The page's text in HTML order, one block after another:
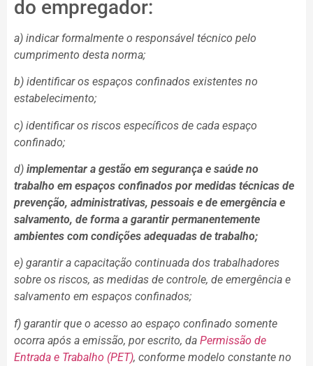
do empregador:
a) indicar formalmente o responsável técnico pelo
cumprimento desta norma;
b) identificar os espaços confinados existentes no
estabelecimento;
c) identificar os riscos específicos de cada espaço
confinado;
d) implementar a gestão em segurança e saúde no
trabalho em espaços confinados por medidas técnicas de
prevenção, administrativas, pessoais e de emergência e
salvamento, de forma a garantir permanentemente
ambientes com condições adequadas de trabalho;
e) garantir a capacitação continuada dos trabalhadores
sobre os riscos, as medidas de controle, de emergência e
salvamento em espaços confinados;
f) garantir que o acesso ao espaço confinado somente
ocorra após a emissão, por escrito, da Permissão de
Entrada e Trabalho (PET), conforme modelo constante no